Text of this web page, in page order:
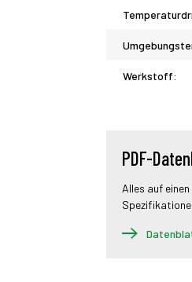
Werkstoff:
PDF-
Alles auf